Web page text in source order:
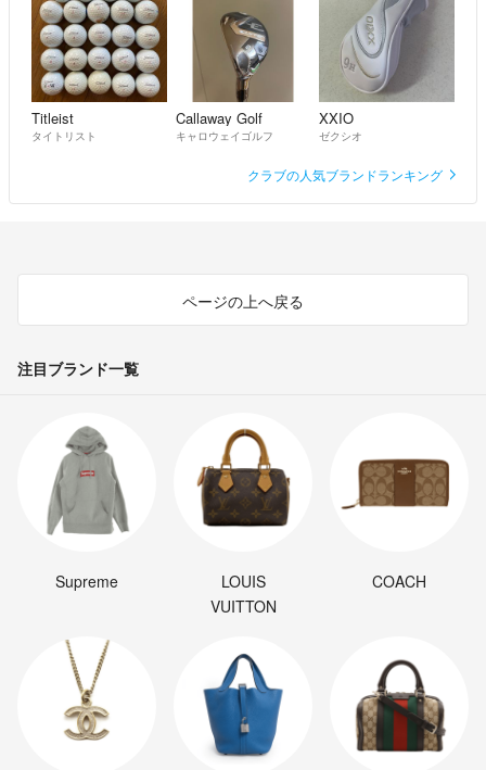
Titleist
タイトリスト
Callaway Golf
キャロウェイゴルフ
XXIO
ゼクシオ
クラブの人気ブランドランキング
ページの上へ戻る
注目ブランド一覧
Supreme
LOUIS
VUITTON
COACH